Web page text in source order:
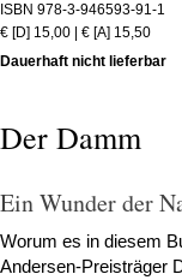
Der Damm
Ein Wunder der
Worum es in diesem
Andersen-Preisträger
ISBN 978-3-946593-91-1
€ [D] 15,00 | € [A] 15,50
Dauerhaft nicht lieferbar